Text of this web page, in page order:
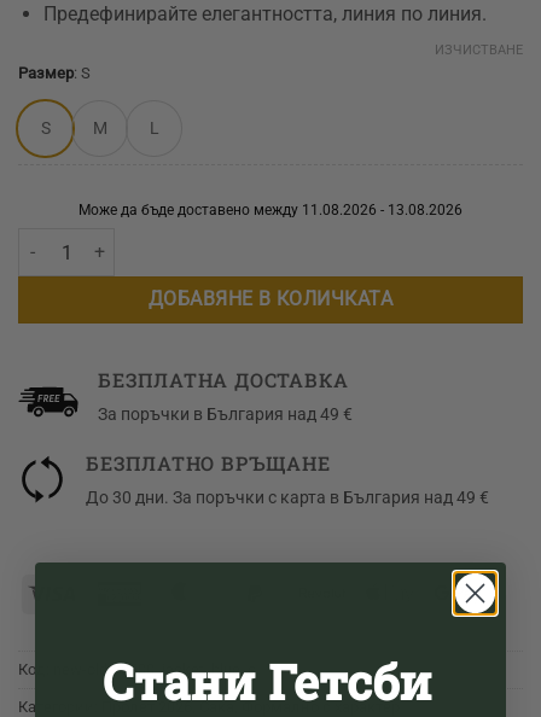
Предефинирайте елегантността, линия по линия.
Размер:S
S M L
ИЗЧИСТВАНЕ
Може да бъде доставено между 11.08.2026 - 13.08.2026
количество за Букле сако "New Old"
ДОБАВЯНЕ В КОЛИЧКАТА
БЕЗПЛАТНА ДОСТАВКА
За поръчки в България над 49 €
БЕЗПЛАТНО ВРЪЩАНЕ
До 30 дни. За поръчки с карта в България над 49 €
Apple
Pay
Код: new-old-30500_jacket_blue_s
Категории: Пролет 2026,Сака,Формално с характер
Стани Гетсби